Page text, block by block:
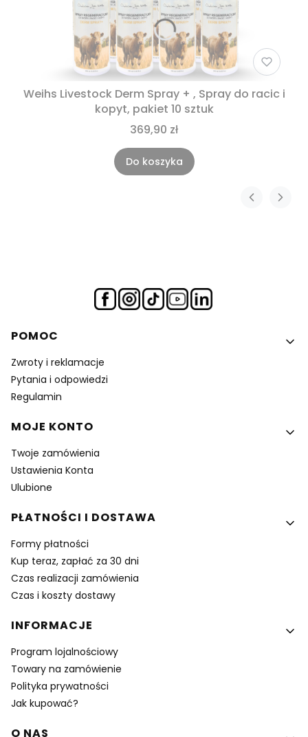
Weihs Livestock Derm Spray + , Spray do racic i
kopyt, pakiet 10 sztuk
369,90 zł
Do koszyka
Linki w stopce
POMOC
Zwroty i reklamacje
Pytania i odpowiedzi
Regulamin
MOJE KONTO
Twoje zamówienia
Ustawienia Konta
Ulubione
PŁATNOŚCI I DOSTAWA
Formy płatności
Kup teraz, zapłać za 30 dni
Czas realizacji zamówienia
Czas i koszty dostawy
INFORMACJE
Program lojalnościowy
Towary na zamówienie
Polityka prywatności
Jak kupować?
O NAS